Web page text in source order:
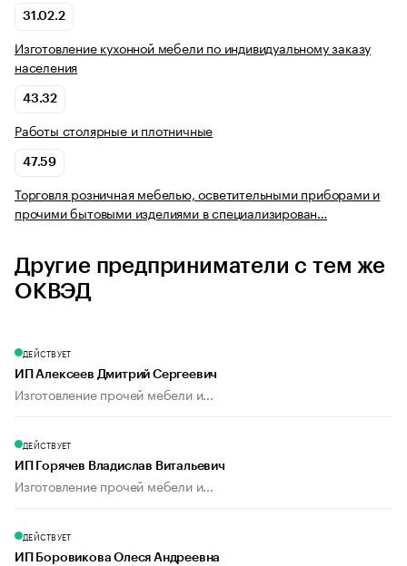
31.02.2
Изготовление кухонной мебели по индивидуальному заказу
населения
43.32
Работы столярные и плотничные
47.59
Торговля розничная мебелью, осветительными приборами и
прочими бытовыми изделиями в специализирован…
Другие предприниматели с тем же
ОКВЭД
ДЕЙСТВУЕТ
ИП Алексеев Дмитрий Сергеевич
Изготовление прочей мебели и...
ДЕЙСТВУЕТ
ИП Горячев Владислав Витальевич
Изготовление прочей мебели и...
ДЕЙСТВУЕТ
ИП Боровикова Олеся Андреевна